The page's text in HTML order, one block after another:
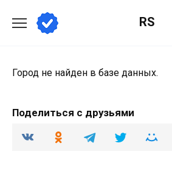
содержанию
RS
Город не найден в базе данных.
Поделиться с друзьями